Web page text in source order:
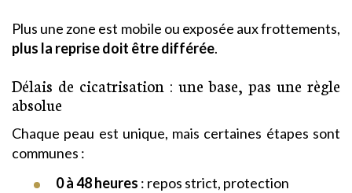
Plus une zone est mobile ou exposée aux frottements,
plus la reprise doit être différée.
Délais de cicatrisation : une base, pas une règle
absolue
Chaque peau est unique, mais certaines étapes sont
communes :
0 à 48 heures : repos strict, protection